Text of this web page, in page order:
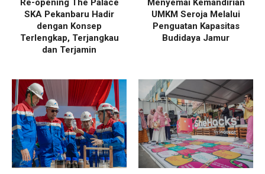
Re-opening The Palace
SKA Pekanbaru Hadir
dengan Konsep
Terlengkap, Terjangkau
dan Terjamin
Menyemai Kemandirian
UMKM Seroja Melalui
Penguatan Kapasitas
Budidaya Jamur